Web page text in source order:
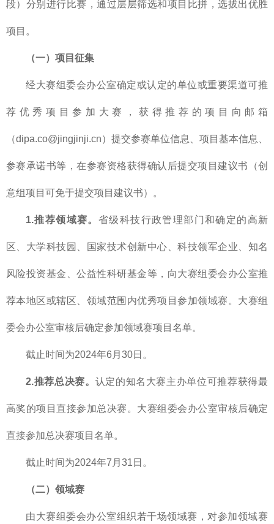
段）分别进行比赛，通过层层筛选和项目比拼，选拔出优胜
项目。
（一）项目征集
经大赛组委会办公室确定或认定的单位或重要渠道可推
荐优秀项目参加大赛，获得推荐的项目向邮箱
（dipa.co@jingjinji.cn）提交参赛单位信息、项目基本信息、
参赛承诺书等，在参赛资格获得确认后提交项目建议书（创
意组项目可免于提交项目建议书）。
1.推荐领域赛。 省级科技行政管理部门和确定的高新
区、大学科技园、国家技术创新中心、科技领军企业、知名
风险投资基金、公益性科研基金等，向大赛组委会办公室推
荐本地区或辖区、领域范围内优秀项目参加领域赛。大赛组
委会办公室审核后确定参加领域赛项目名单。
截止时间为2024年6月30日。
2.推荐总决赛。 认定的知名大赛主办单位可推荐获得最
高奖的项目直接参加总决赛。大赛组委会办公室审核后确定
直接参加总决赛项目名单。
截止时间为2024年7月31日。
（二）领域赛
由大赛组委会办公室组织若干场领域赛，对参加领域赛